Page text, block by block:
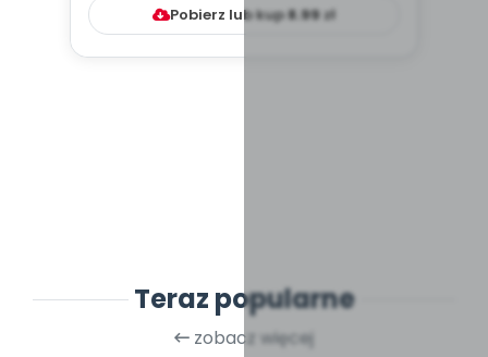
Pobierz lub kup8.99zł
Teraz popularne
zobacz więcej